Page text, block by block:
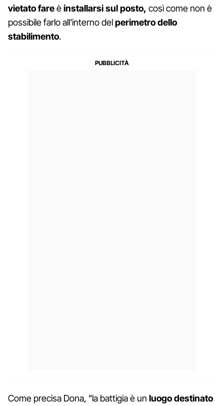
vietatofareèinstallarsi sul posto, così come non è
possibile farlo all'interno delperimetro dello
stabilimento.
Come precisa Dona, "la battigia è un luogo destinato